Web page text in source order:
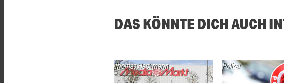
DAS KÖNNTE DICH AUCH
Thomas Heckmann Polizei